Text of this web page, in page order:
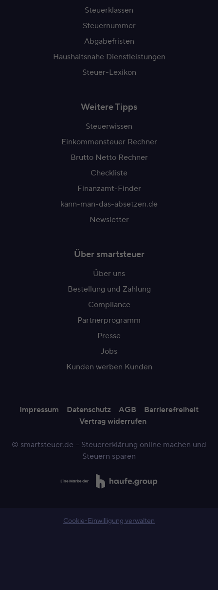
Steuerklassen
Steuernummer
Abgabefristen
Haushaltsnahe Dienstleistungen
Steuer-Lexikon
Weitere Tipps
Steuerwissen
Einkommensteuer Rechner
Brutto Netto Rechner
Checkliste
Finanzamt-Finder
kann-man-das-absetzen.de
Newsletter
Über smartsteuer
Über uns
Bestellung und Zahlung
Compliance
Partnerprogramm
Presse
Jobs
Kunden werben Kunden
Impressum Datenschutz AGB
Barrierefreiheit
Vertrag widerrufen
© smartsteuer.de – Steuererklärung online machen und
Steuern sparen
Cookie-Einwilligung verwalten